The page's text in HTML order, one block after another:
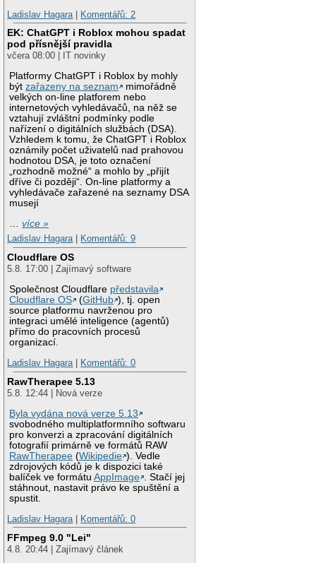
Ladislav Hagara
Komentářů: 2
EK: ChatGPT i Roblox mohou spadat
pod přísnější pravidla
včera 08:00 | IT novinky
Platformy ChatGPT i Roblox by mohly
býtzařazeny na seznam
mimořádně
velkých on-line platforem nebo
internetových vyhledávačů, na něž se
vztahují zvláštní podmínky podle
nařízení o digitálních službách (DSA).
Vzhledem k tomu, že ChatGPT i Roblox
oznámily počet uživatelů nad prahovou
hodnotou DSA, je toto označení
„rozhodně možné“ a mohlo by „přijít
dříve či později“. On-line platformy a
vyhledávače zařazené na seznamy DSA
musejí
…více »
Ladislav Hagara| Komentářů: 9
Cloudflare OS
5.8. 17:00 | Zajímavý software
Společnost Cloudflare představila
Cloudflare OS
(GitHub ), tj. open
source platformu navrženou pro
integraci umělé inteligence (agentů)
přímo do pracovních procesů
organizací.
Ladislav Hagara| Komentářů: 0
RawTherapee 5.13
5.8. 12:44 | Nová verze
Byla vydána nová verze 5.13
svobodného multiplatformního softwaru
pro konverzi a zpracování digitálních
fotografií primárně ve formátů RAW
RawTherapee (Wikipedie ). Vedle
zdrojových kódů je k dispozici také
balíček ve formátuAppImage
. Stačí jej
stáhnout, nastavit právo ke spuštění a
spustit.
Ladislav Hagara| Komentářů: 0
FFmpeg 9.0 "Lei"
4.8. 20:44 | Zajímavý článek